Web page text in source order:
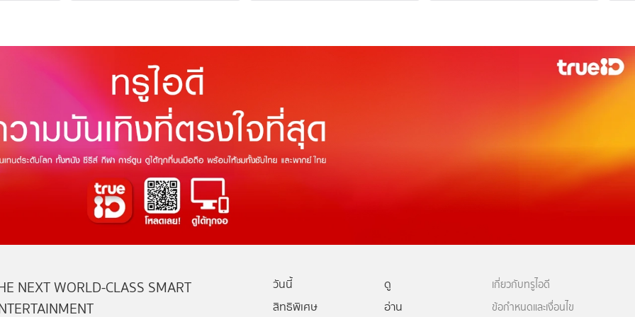
NEXT WORLD-CLASS SMART
วันนี้
ดู
สิทธิพิเศษ
อ่าน
เกี่ยวกับทรูไอดี
ข้อกำหนดและเงื่อนไข